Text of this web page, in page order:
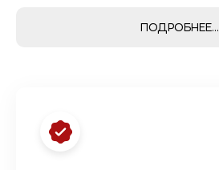
ПОДРОБНЕЕ...